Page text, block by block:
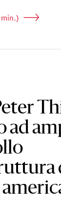
ad